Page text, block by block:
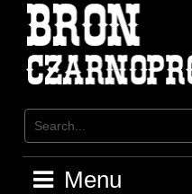
content
Menu